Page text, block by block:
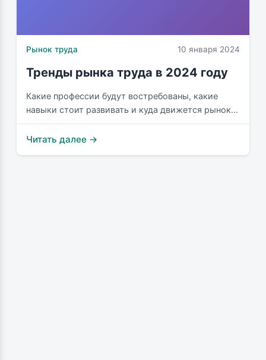
Рынок труда 10 января 2024
Тренды рынка труда в 2024 году
Какие профессии будут востребованы, какие
навыки стоит развивать и куда движется рынок...
Читать далее →